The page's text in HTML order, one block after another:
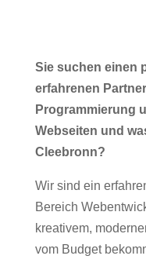
Sie suchen einen
erfahrenen
Programmierung
Webseiten und
Cleebronn?
Wir sind ein
Bereich
kreativem,
vom Budget